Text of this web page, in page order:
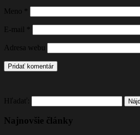
Meno
E-mail
Adresa webu
Hľadať:
Najnovšie články